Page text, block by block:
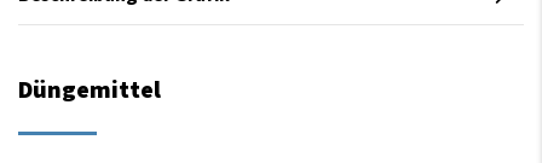
Düngemittel